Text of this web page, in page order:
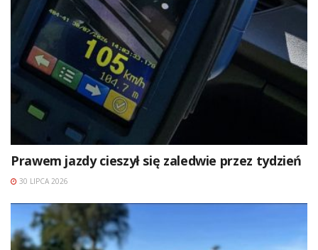
Prawem jazdy cieszył się zaledwie przez tydzień
30 LIPCA 2026